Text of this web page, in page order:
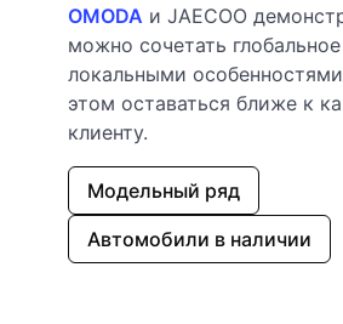
OMODA и JAECOO
можно сочетать
локальными
этом оставаться ближе к
клиенту.
Модельный ряд
Автомобили в наличии